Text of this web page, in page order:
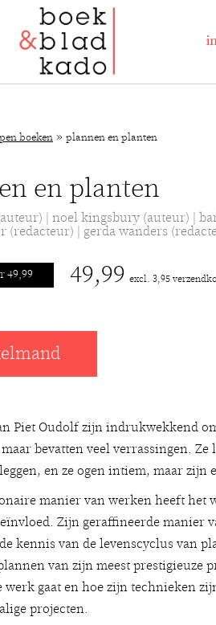
boeken » plannen en planten
en planten
| noel kingsbury (auteur) |
(redacteur) | gerda wanders
49,99 49,99 excl. 3,95
Piet Oudolf zijn indrukwekkend
bevatten veel verrassingen.
en ze ogen intiem, maar zijn
manier van werken heeft het
Zijn geraffineerde manier
kennis van de levenscyclus van
van zijn meest prestigieuze
gaat en hoe zijn technieken
projecten.